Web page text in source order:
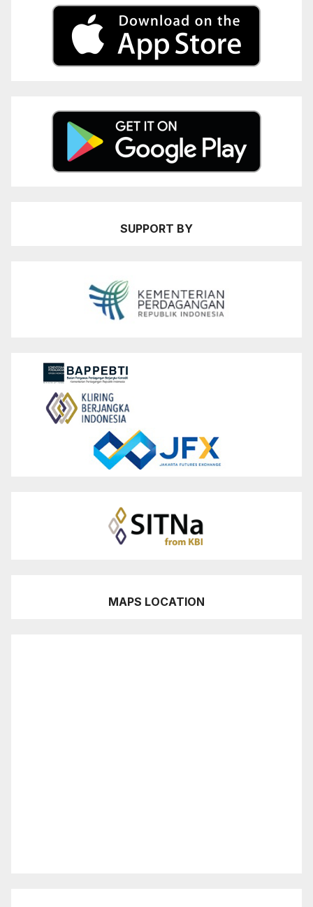
SUPPORT BY
MAPS LOCATION